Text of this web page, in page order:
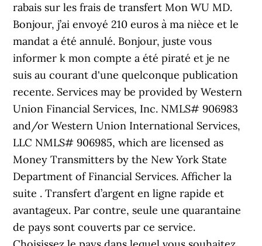
rabais sur les frais de transfert Mon WU MD.
Bonjour, j’ai envoyé 210 euros à ma nièce et le
mandat a été annulé. Bonjour, juste vous
informer k mon compte a été piraté et je ne
suis au courant d'une quelconque publication
recente. Services may be provided by Western
Union Financial Services, Inc. NMLS# 906983
and/or Western Union International Services,
LLC NMLS# 906985, which are licensed as
Money Transmitters by the New York State
Department of Financial Services. Afficher la
suite . Transfert d’argent en ligne rapide et
avantageux. Par contre, seule une quarantaine
de pays sont couverts par ce service.